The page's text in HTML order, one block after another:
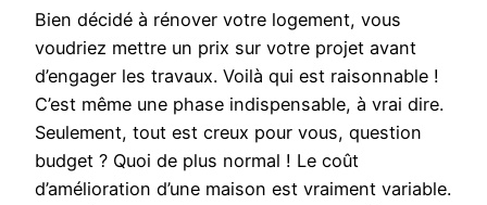
Bien décidé à rénover votre logement, vous
voudriez mettre un prix sur votre projet avant
d’engager les travaux. Voilà qui est raisonnable !
C’est même une phase indispensable, à vrai dire.
Seulement, tout est creux pour vous, question
budget ? Quoi de plus normal ! Le coût
d’amélioration d’une maison est vraiment variable.